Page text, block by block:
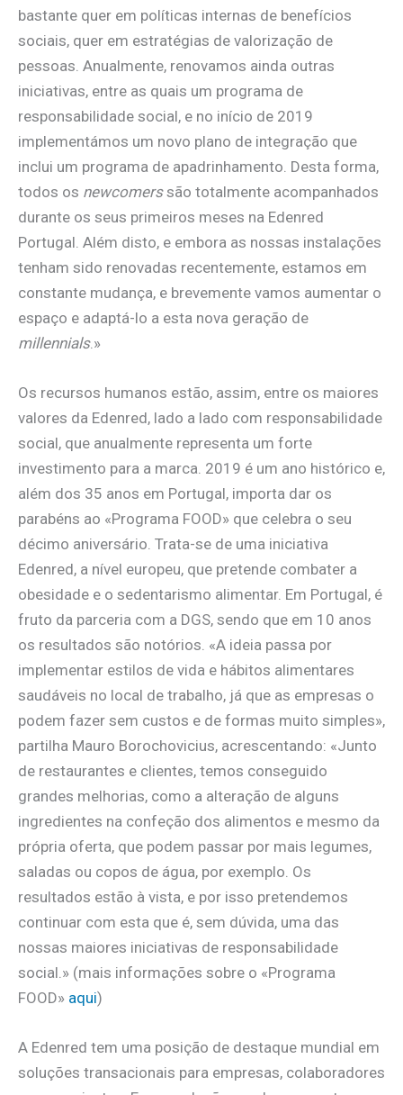
bastante quer em políticas internas de benefícios
sociais, quer em estratégias de valorização de
pessoas. Anualmente, renovamos ainda outras
iniciativas, entre as quais um programa de
responsabilidade social, e no início de 2019
implementámos um novo plano de integração que
inclui um programa de apadrinhamento. Desta forma,
todos os newcomerssão totalmente acompanhados
durante os seus primeiros meses na Edenred
Portugal. Além disto, e embora as nossas instalações
tenham sido renovadas recentemente, estamos em
constante mudança, e brevemente vamos aumentar o
espaço e adaptá-lo a esta nova geração de
millennials.»
Os recursos humanos estão, assim, entre os maiores
valores da Edenred, lado a lado com responsabilidade
social, que anualmente representa um forte
investimento para a marca. 2019 é um ano histórico e,
além dos 35 anos em Portugal, importa dar os
parabéns ao «Programa FOOD» que celebra o seu
décimo aniversário. Trata-se de uma iniciativa
Edenred, a nível europeu, que pretende combater a
obesidade e o sedentarismo alimentar. Em Portugal, é
fruto da parceria com a DGS, sendo que em 10 anos
os resultados são notórios. «A ideia passa por
implementar estilos de vida e hábitos alimentares
saudáveis no local de trabalho, já que as empresas o
podem fazer sem custos e de formas muito simples»,
partilha Mauro Borochovicius, acrescentando: «Junto
de restaurantes e clientes, temos conseguido
grandes melhorias, como a alteração de alguns
ingredientes na confeção dos alimentos e mesmo da
própria oferta, que podem passar por mais legumes,
saladas ou copos de água, por exemplo. Os
resultados estão à vista, e por isso pretendemos
continuar com esta que é, sem dúvida, uma das
nossas maiores iniciativas de responsabilidade
social.» (mais informações sobre o «Programa
FOOD» aqui)
A Edenred tem uma posição de destaque mundial em
soluções transacionais para empresas, colaboradores